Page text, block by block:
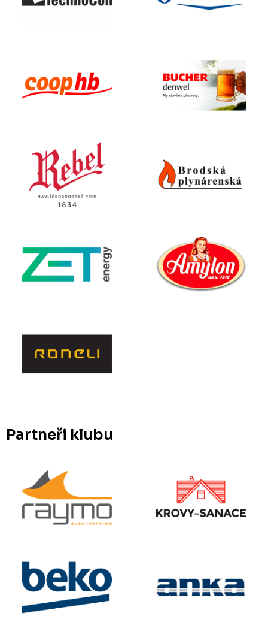
Partneři klubu